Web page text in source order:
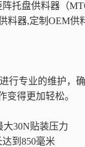
托盘供料器（
料器,定制OEM供
行专业的维护，
变得更加轻松。
大30N贴装压力
到850毫米